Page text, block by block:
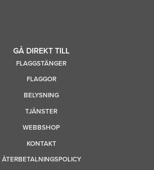
GÅ DIREKT TILL
FLAGGSTÄNGER
FLAGGOR
BELYSNING
TJÄNSTER
WEBBSHOP
KONTAKT
ÅTERBETALNINGSPOLICY